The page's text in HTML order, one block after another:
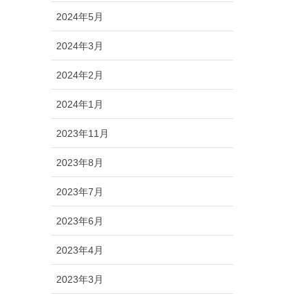
2024年5月
2024年3月
2024年2月
2024年1月
2023年11月
2023年8月
2023年7月
2023年6月
2023年4月
2023年3月